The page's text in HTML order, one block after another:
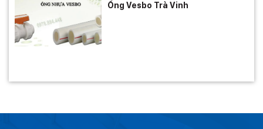
Ống Vesbo Trà Vinh